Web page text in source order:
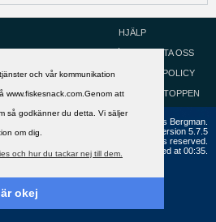
och vår kommunikation
www.fiskesnack.com.Genom att
så godkänner du detta. Vi säljer
om dig.
och hur du tackar nej till dem.
okej
HJÄLP
KONTAKTA OSS
COOKIEPOLICY
GÅ TILL TOPPEN
Grundad 2002 av Anders Bergman.
Version 5.7.5
MH Sub I, LLC dba vBulletin. All rights reserved.
are GMT+1. This page was generated at 00:35.